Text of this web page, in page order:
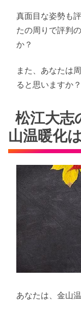
真面目な姿勢も
たの周りで評判
か？
また、あなたは
ると思いますか？
松江大志
山温暖化
あなたは、金山